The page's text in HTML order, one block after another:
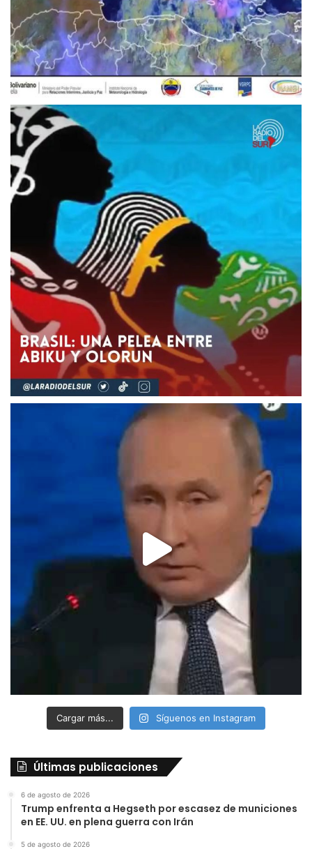
Cargar más... Síguenos en Instagram
Últimas publicaciones
6 de agosto de 2026
Trump enfrenta a Hegseth por escasez de municiones
en EE. UU. en plena guerra con Irán
5 de agosto de 2026